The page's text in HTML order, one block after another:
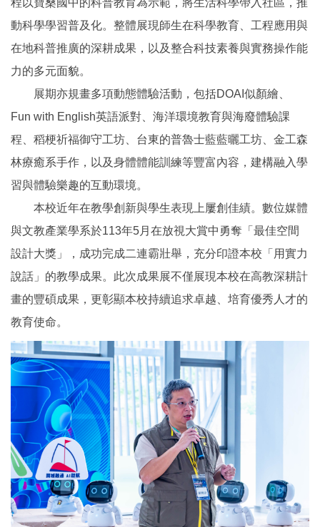
程以寶桑國中的科普教育為示範，將生活科學帶入社區，推
動科學學習普及化。整體展現師生在科學教育、工程應用與
在地科普推廣的深耕成果，以及整合科技素養與實務操作能
力的多元面貌。
展期亦規畫多項動態體驗活動，包括DOAI似顏繪、
Fun with English英語派對、海洋環境教育與海廢體驗課
程、稻梗祈福御守工坊、台東的普魯士藍藍曬工坊、金工森
林療癒系手作，以及身體體能訓練等豐富內容，建構融入學
習與體驗樂趣的互動環境。
本校近年在教學創新與學生表現上屢創佳績。數位媒體
與文教產業學系於113年5月在放視大賞中勇奪「最佳空間
設計大獎」，成功完成二連霸壯舉，充分印證本校「用實力
說話」的教學成果。此次成果展不僅展現本校在高教深耕計
畫的豐碩成果，更彰顯本校持續追求卓越、培育優秀人才的
教育使命。